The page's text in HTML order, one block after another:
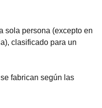
sola persona (excepto en
clasificado para un
fabrican según las